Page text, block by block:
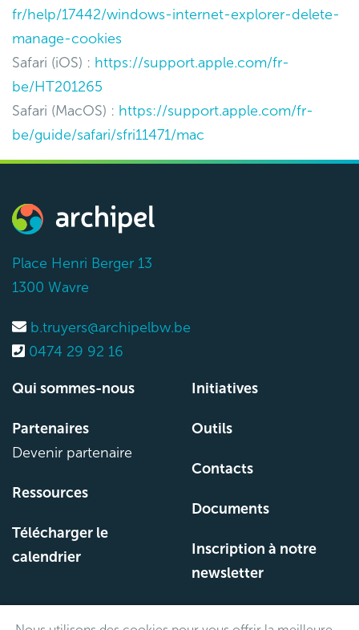
fr/help/17442/windows-internet-explorer-delete-
manage-cookies
Safari (iOS) : https://support.apple.com/fr-
be/HT201265
Safari (MacOS) : https://support.apple.com/fr-
be/guide/safari/sfri11471/mac
Place Henri Berger 13
1300 Wavre
b.truyers@archipelbw.be
0474 29 92 16
Qui sommes-nous
Partenaires
Devenir partenaire
Ressources
Télécharger le
calendrier
Initiatives
Outils
Contacts
Documents
Inscription à notre
newsletter